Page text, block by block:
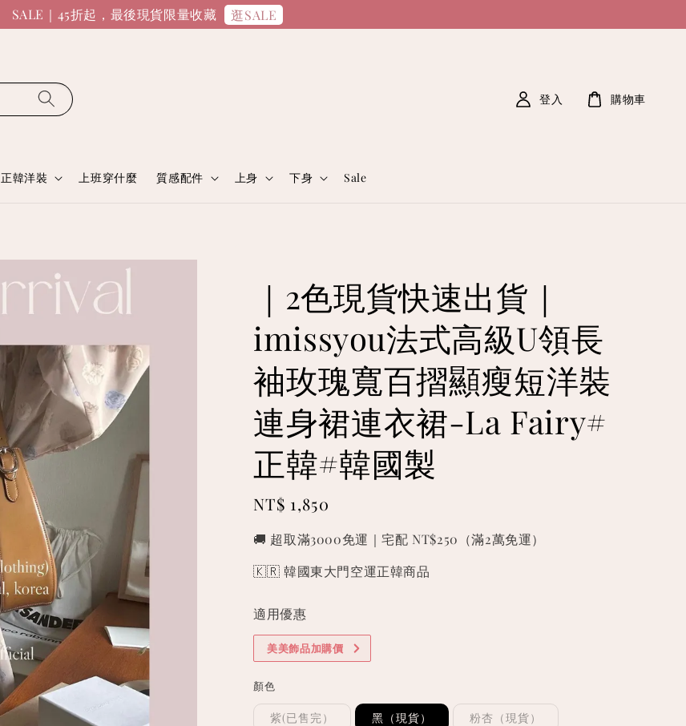
SALE｜45折起，最後現貨限量收藏 逛SALE
正韓洋裝 上班穿什麼 質感配件 上身 下身 Sale
登入 購物車
｜2色現貨快速出貨｜
imissyou法式高級U領長
袖玫瑰寬百摺顯瘦短洋裝
連身裙連衣裙-La Fairy#
正韓#韓國製
Regular
NT$ 1,850
🚚 超取滿3000免運｜宅配 NT$250（滿2萬免運）
🇰🇷 韓國東大門空運正韓商品
適用優惠
美美飾品加購價
顏色
紫(已售完） 黑（現貨） 粉杏（現貨）